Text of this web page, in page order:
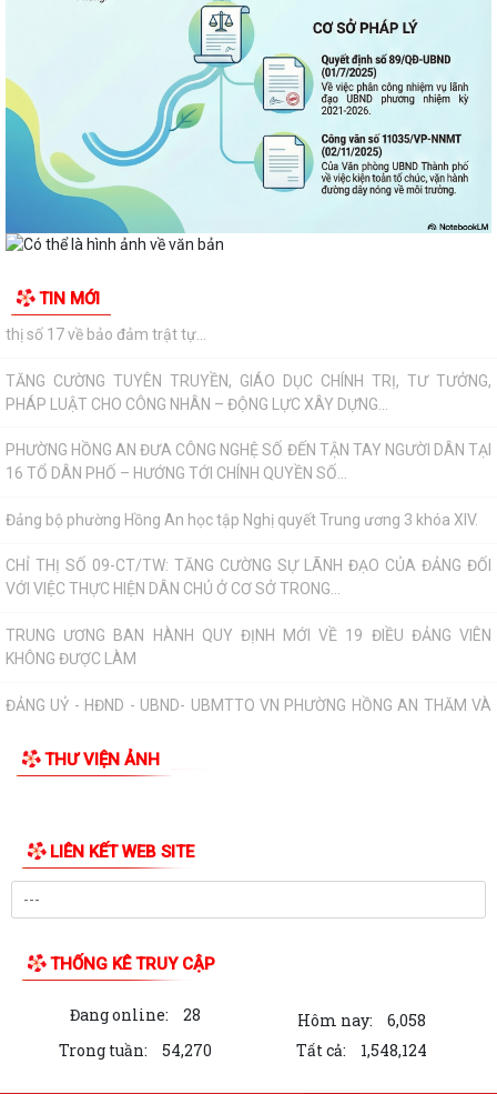
TIN MỚI
Phường Hồng An ký kết Chương trình phối hợp triển khai thực hiện Chỉ
thị số 17 về bảo đảm trật tự...
TĂNG CƯỜNG TUYÊN TRUYỀN, GIÁO DỤC CHÍNH TRỊ, TƯ TƯỞNG,
PHÁP LUẬT CHO CÔNG NHÂN – ĐỘNG LỰC XÂY DỰNG...
PHƯỜNG HỒNG AN ĐƯA CÔNG NGHỆ SỐ ĐẾN TẬN TAY NGƯỜI DÂN TẠI
16 TỔ DÂN PHỐ – HƯỚNG TỚI CHÍNH QUYỀN SỐ...
Đảng bộ phường Hồng An học tập Nghị quyết Trung ương 3 khóa XIV.
VỚI VIỆC THỰC HIỆN DÂN CHỦ Ở CƠ SỞ TRONG...
TRUNG ƯƠNG BAN HÀNH QUY ĐỊNH MỚI VỀ 19 ĐIỀU ĐẢNG VIÊN
KHÔNG ĐƯỢC LÀM
ĐẢNG UỶ - HĐND - UBND- UBMTTQ VN PHƯỜNG HỒNG AN THĂM VÀ
CHÚC MỪNG LIÊN ĐOÀN LAO ĐỘNG THÀNH PHỐ NHÂN...
UBND phường Hồng An tổ chức Hội nghị đánh giá kết quả thực hiện
nhiệm vụ phát triển kinh tế- xã...
PHƯỜNG HỒNG AN TỔ CHỨC LỄ THẮP NẾN TRI ÂN CÁC ANH HÙNG
LIỆT SĨ NHÂN KỶ NIỆM 79 NĂM NGÀY THƯƠNG BINH...
PHƯỜNG HỒNG AN ẤM ÁP CHƯƠNG TRÌNH KHÁM BỆNH, CẤP PHÁT
THUỐC CHO ĐỐI TƯỢNG CHÍNH SÁCH.
Phường Hồng An tổ chức đợt chi trả tiền bồi thường, hỗ trợ đối 67 hộ
gia đình có đất mộ thuộc Dự án...
UỶ BAN NHÂN DÂN PHƯỜNG HỒNG AN LÀM VIỆC VỚI MỘT SỐ DOANH
TẠI 16 TỔ DÂN PHỐ – HƯỚNG TỚI CHÍNH QUYỀN SỐ...
PHƯỜNG HỒNG AN ĐẨY MẠNH TUYÊN TRUYỀN, HƯỞNG ỨNG GIẢI BÁO
ĐOÀN GIÁM SÁT CỦA UỶ BAN MTTQ VIỆT NAM THÀNH PHỐ GIÁM
PHƯỜNG HỒNG AN ĐẨY MẠNH TUYÊN TRUYỀN NGHỊ QUYẾT SỐ 06-
NQ/TW VÀ NGHỊ QUYẾT SỐ 10-NQ/TW CỦA BỘ CHÍNH...
THƯ VIỆN ẢNH